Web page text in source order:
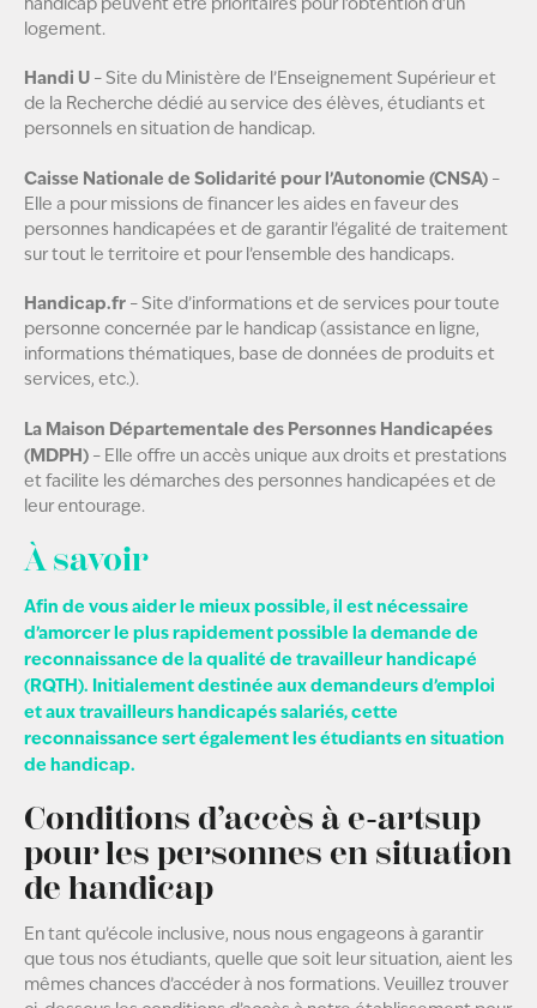
logement.
Handi U – Site du Ministère de l’Enseignement Supérieur et
de la Recherche dédié au service des élèves, étudiants et
personnels en situation de handicap.
Caisse Nationale de Solidarité pour l’Autonomie (CNSA) –
Elle a pour missions de financer les aides en faveur des
personnes handicapées et de garantir l’égalité de traitement
sur tout le territoire et pour l’ensemble des handicaps.
Handicap.fr – Site d’informations et de services pour toute
personne concernée par le handicap (assistance en ligne,
informations thématiques, base de données de produits et
services, etc.).
La Maison Départementale des Personnes Handicapées
(MDPH) – Elle offre un accès unique aux droits et prestations
et facilite les démarches des personnes handicapées et de
leur entourage.
À savoir
Afin de vous aider le mieux possible, il est nécessaire
d’amorcer le plus rapidement possible la demande de
reconnaissance de la qualité de travailleur handicapé
(RQTH). Initialement destinée aux demandeurs d’emploi
et aux travailleurs handicapés salariés, cette
reconnaissance sert également les étudiants en situation
de handicap.
Conditions d’accès à e-artsup
pour les personnes en situation
de handicap
En tant qu’école inclusive, nous nous engageons à garantir
que tous nos étudiants, quelle que soit leur situation, aient les
mêmes chances d’accéder à nos formations. Veuillez trouver